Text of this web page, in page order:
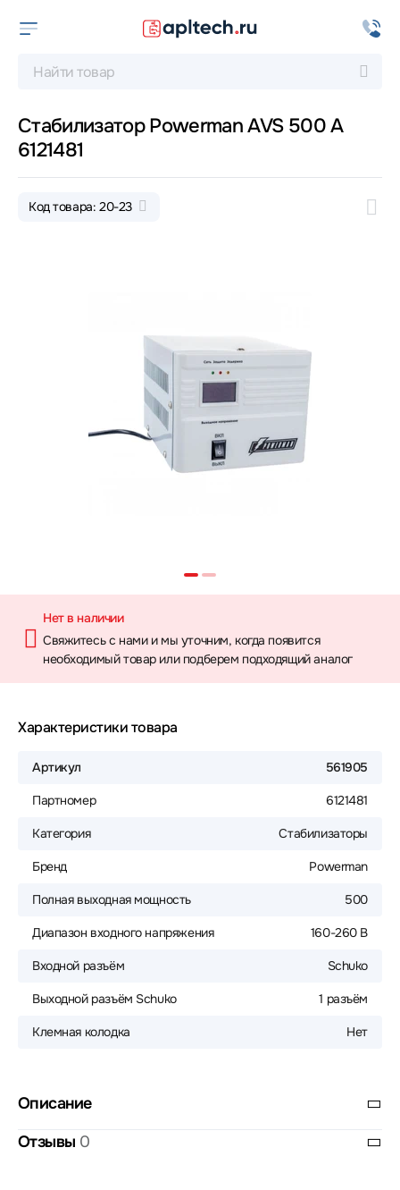
Стабилизатор Powerman AVS 500 A
6121481
Код товара: 20-23
Нет в наличии
Свяжитесь с нами и мы уточним, когда появится
необходимый товар или подберем подходящий аналог
Характеристики товара
Артикул 561905
Партномер 6121481
Категория Стабилизаторы
Бренд Powerman
Полная выходная мощность 500
Диапазон входного напряжения 160-260 В
Входной разъём Schuko
Выходной разъём Schuko 1 разъём
Клемная колодка Нет
Описание
Отзывы 0